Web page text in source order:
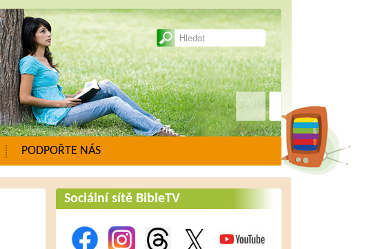
PODPOŘTE NÁS
Sociální sítě BibleTV